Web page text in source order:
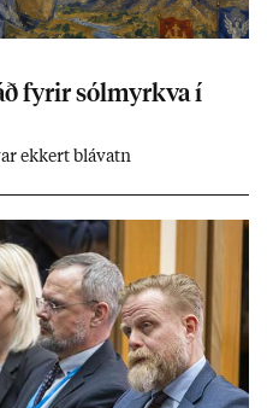
fyr­ir sól­myrkva í
ekk­ert blá­vatn